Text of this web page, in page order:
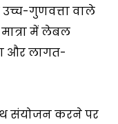
उच्च-गुणवत्ता वाले
में लेबल
और लागत-
संयोजन करने पर